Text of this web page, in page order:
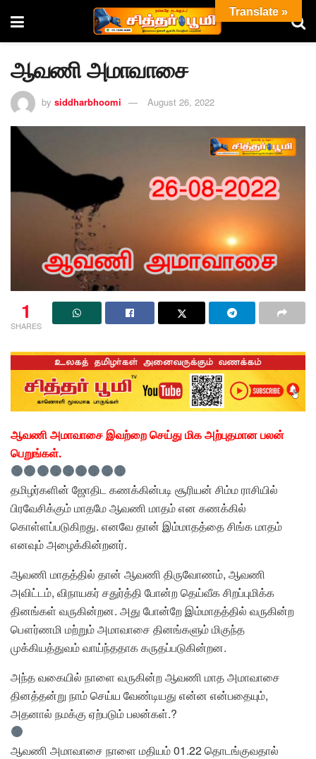
ஆவணி அமாவாசை
by siddharbhoomi August 26, 2022
1
SHARES
ஆவணி அமாவாசை இவற்றை செய்து மிக அற்புதமான பலன்
பெறுங்கள்.
தமிழர்களின் ஜோதிட கணக்கின்படி சூரியன் சிம்ம ராசியில்
பிரவேசிக்கும் மாதமே ஆவணி மாதம் என கணக்கில்
கொள்ளப்படுகிறது. எனவே தான் இம்மாதத்தை சிங்க மாதம்
எனவும் அழைக்கின்றனர்.
ஆவணி மாதத்தில் தான் ஆவணி திருவோணம், ஆவணி
அவிட்டம், விநாயகர் சதுர்த்தி போன்ற தெய்வீக சிறப்புமிக்க
தினங்கள் வருகின்றன. அது போன்றே இம்மாதத்தில் வருகின்ற
பௌர்ணமி மற்றும் அமாவாசை தினங்களும் மிகுந்த
முக்கியத்துவம் வாய்ந்ததாக கருதப்படுகின்றன.
அந்த வகையில் நாளை வருகின்ற ஆவணி மாத அமாவாசை
தினத்தன்று நாம் செய்ய வேண்டியது என்ன என்பதையும்,
அதனால் நமக்கு ஏற்படும் பலன்கள்.?
ஆவணி அமாவாசை நாளை மதியம் 01.22 தொடங்குவதால்
Translate »